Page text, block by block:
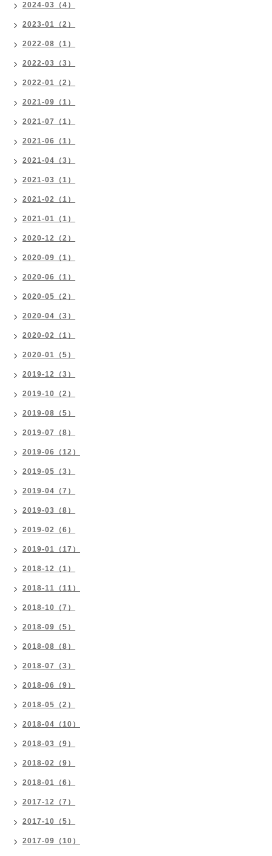
2024-03（4）
2023-01（2）
2022-08（1）
2022-03（3）
2022-01（2）
2021-09（1）
2021-07（1）
2021-06（1）
2021-04（3）
2021-03（1）
2021-02（1）
2021-01（1）
2020-12（2）
2020-09（1）
2020-06（1）
2020-05（2）
2020-04（3）
2020-02（1）
2020-01（5）
2019-12（3）
2019-10（2）
2019-08（5）
2019-07（8）
2019-06（12）
2019-05（3）
2019-04（7）
2019-03（8）
2019-02（6）
2019-01（17）
2018-12（1）
2018-11（11）
2018-10（7）
2018-09（5）
2018-08（8）
2018-07（3）
2018-06（9）
2018-05（2）
2018-04（10）
2018-03（9）
2018-02（9）
2018-01（6）
2017-12（7）
2017-10（5）
2017-09（10）